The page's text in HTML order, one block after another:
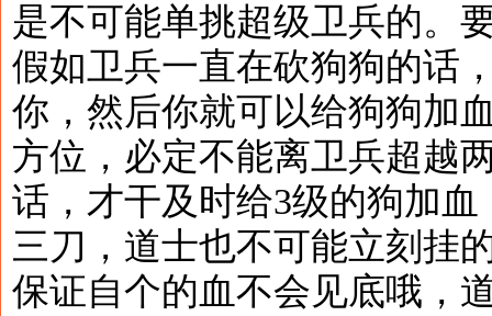
是不可能单挑超级卫兵的。
假如卫兵一直在砍狗狗的话
你，然后你就可以给狗狗加
方位，必定不能离卫兵超越
话，才干及时给3级的狗加
三刀，道士也不可能立刻挂
保证自个的血不会见底哦，